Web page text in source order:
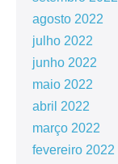
agosto 2022
julho 2022
junho 2022
maio 2022
abril 2022
março 2022
fevereiro 2022